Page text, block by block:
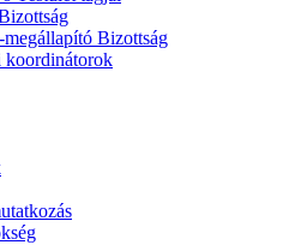
Bizottság
koordinátorok